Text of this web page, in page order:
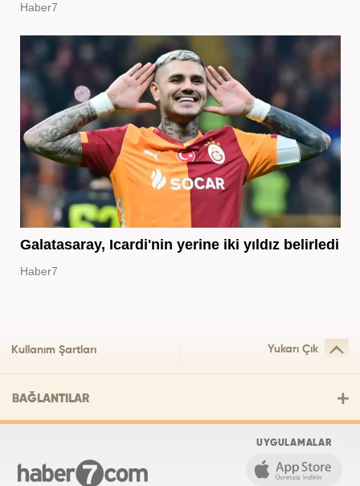
Haber7
Galatasaray, Icardi'nin yerine iki yıldız belirledi
Haber7
Kullanım Şartları Yukarı Çık
BAĞLANTILAR
UYGULAMALAR